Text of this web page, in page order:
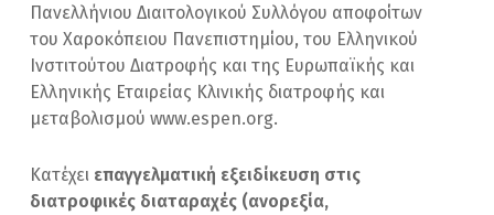
Πανελλήνιου Διαιτολογικού Συλλόγου αποφοίτων
του Χαροκόπειου Πανεπιστημίου, του Ελληνικού
Ινστιτούτου Διατροφής και της Ευρωπαϊκής και
Ελληνικής Εταιρείας Κλινικής διατροφής και
μεταβολισμού www.espen.org.
Κατέχει επαγγελματική εξειδίκευση στις
διατροφικές διαταραχές (ανορεξία,